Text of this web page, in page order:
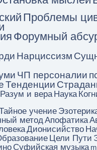
Проблемы
Форумный
Нарциссизм
ЧП персоналии
Тенденции
Разум и вера Наука
учение
метод Апофатика
Дионисийство
Цели Пути
Суфийская музыка